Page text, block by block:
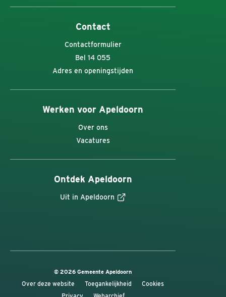
Contact
Contactformulier
Bel 14 055
Adres en openingstijden
Werken voor Apeldoorn
Over ons
Vacatures
Ontdek Apeldoorn
Uit in Apeldoorn
© 2026 Gemeente Apeldoorn
Over deze website Toegankelijkheid
Cookies